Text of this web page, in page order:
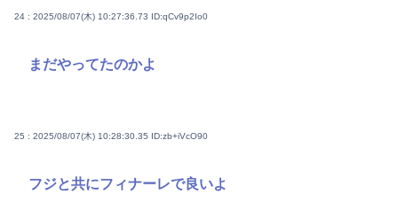
24 : 2025/08/07(木) 10:27:36.73 ID:qCv9p2Io0
まだやってたのかよ
25 : 2025/08/07(木) 10:28:30.35 ID:zb+iVcO90
フジと共にフィナーレで良いよ